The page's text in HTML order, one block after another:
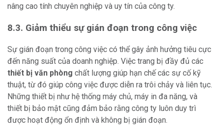
nâng cao tính chuyên nghiệp và uy tín của công ty.
8.3. Giảm thiểu sự gián đoạn trong công việc
Sự gián đoạn trong công việc có thể gây ảnh hưởng tiêu cực
đến năng suất của doanh nghiệp. Việc trang bị đầy đủ các
thiết bị văn phòng chất lượng giúp hạn chế các sự cố kỹ
thuật, từ đó giúp công việc được diễn ra trôi chảy và liên tục.
Những thiết bị như hệ thống máy chủ, máy in đa năng, và
thiết bị bảo mật cũng đảm bảo rằng công ty luôn duy trì
được hoạt động ổn định và không bị gián đoạn.